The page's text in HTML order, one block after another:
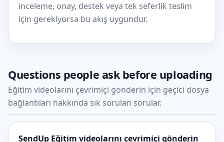
inceleme, onay, destek veya tek seferlik teslim
için gerekiyorsa bu akış uygundur.
Questions people ask before uploading
Eğitim videolarını çevrimiçi gönderin için geçici dosya
bağlantıları hakkında sık sorulan sorular.
SendUp Eğitim videolarını çevrimiçi gönderin